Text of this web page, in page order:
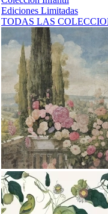
Ediciones Limitadas
TODAS LAS